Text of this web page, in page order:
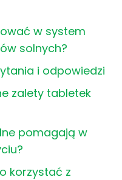
w system
solnych?
i odpowiedzi
zalety tabletek
pomagają w
korzystać z